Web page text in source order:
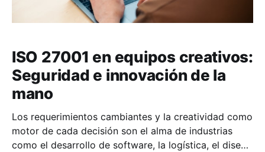
ISO 27001 en equipos creativos:
Seguridad e innovación de la
mano
Los requerimientos cambiantes y la creatividad como
motor de cada decisión son el alma de industrias
como el desarrollo de software, la logística, el diseño